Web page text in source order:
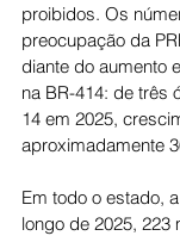
proibidos. Os
preocupação da
diante do aumento
na BR-414: de três
14 em 2025,
aproximadamente
Em todo o estado,
longo de 2025, 223